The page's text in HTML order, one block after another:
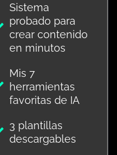
Sistema
probado para
crear contenido
en minutos
Mis 7
herramientas
favoritas de IA
3 plantillas
descargables